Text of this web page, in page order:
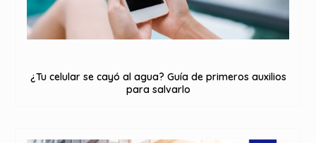
¿Tu celular se cayó al agua? Guía de primeros auxilios
para salvarlo